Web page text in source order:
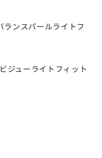
ランスパールライトフ
ジューライトフィット